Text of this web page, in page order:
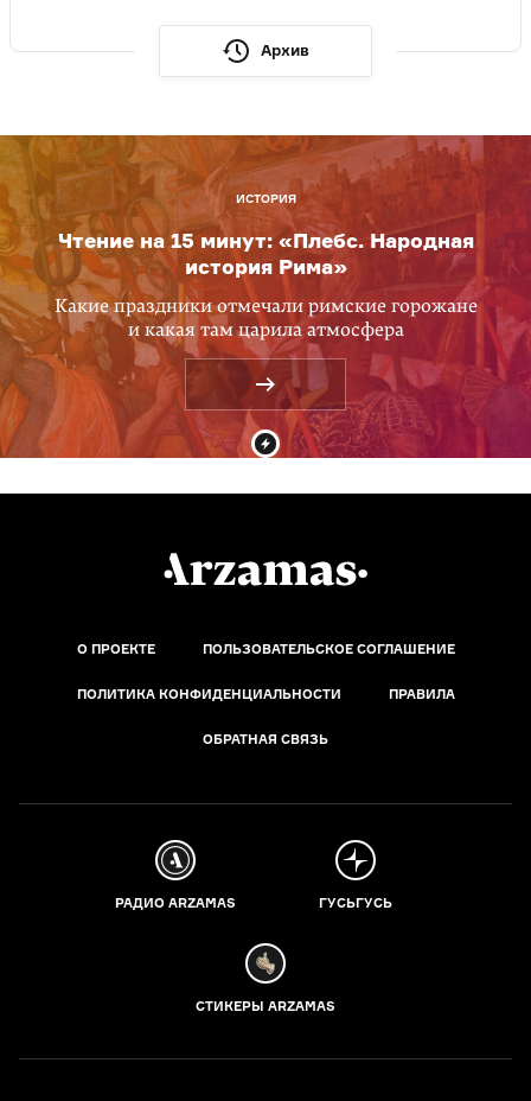
Архив
ИСТОРИЯ
Чтение на 15 минут: «Плебс. Народная
история Рима»
Какие праздники отмечали римские горожане
и какая там царила атмосфера
О ПРОЕКТЕ ПОЛЬЗОВАТЕЛЬСКОЕ СОГЛАШЕНИЕ
ПОЛИТИКА КОНФИДЕНЦИАЛЬНОСТИ ПРАВИЛА
ОБРАТНАЯ СВЯЗЬ
РАДИО ARZAMAS ГУСЬГУСЬ
СТИКЕРЫ ARZAMAS